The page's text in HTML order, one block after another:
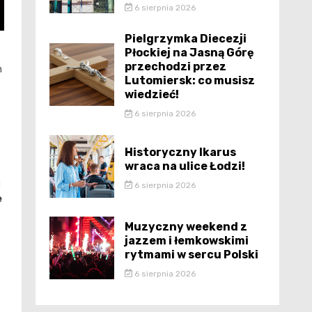
6 sierpnia 2026
Pielgrzymka Diecezji
Płockiej na Jasną Górę
przechodzi przez
Lutomiersk: co musisz
wiedzieć!
6 sierpnia 2026
Historyczny Ikarus
wraca na ulice Łodzi!
6 sierpnia 2026
Muzyczny weekend z
jazzem i łemkowskimi
rytmami w sercu Polski
6 sierpnia 2026